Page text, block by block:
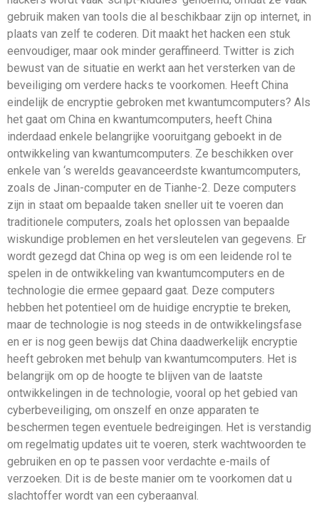
gebruik maken van tools die al beschikbaar zijn op internet, in
plaats van zelf te coderen. Dit maakt het hacken een stuk
eenvoudiger, maar ook minder geraffineerd. Twitter is zich
bewust van de situatie en werkt aan het versterken van de
beveiliging om verdere hacks te voorkomen. Heeft China
eindelijk de encryptie gebroken met kwantumcomputers? Als
het gaat om China en kwantumcomputers, heeft China
inderdaad enkele belangrijke vooruitgang geboekt in de
ontwikkeling van kwantumcomputers. Ze beschikken over
enkele van ‘s werelds geavanceerdste kwantumcomputers,
zoals de Jinan-computer en de Tianhe-2. Deze computers
zijn in staat om bepaalde taken sneller uit te voeren dan
traditionele computers, zoals het oplossen van bepaalde
wiskundige problemen en het versleutelen van gegevens. Er
wordt gezegd dat China op weg is om een ​​leidende rol te
spelen in de ontwikkeling van kwantumcomputers en de
technologie die ermee gepaard gaat. Deze computers
hebben het potentieel om de huidige encryptie te breken,
maar de technologie is nog steeds in de ontwikkelingsfase
en er is nog geen bewijs dat China daadwerkelijk encryptie
heeft gebroken met behulp van kwantumcomputers. Het is
belangrijk om op de hoogte te blijven van de laatste
ontwikkelingen in de technologie, vooral op het gebied van
cyberbeveiliging, om onszelf en onze apparaten te
beschermen tegen eventuele bedreigingen. Het is verstandig
om regelmatig updates uit te voeren, sterk wachtwoorden te
gebruiken en op te passen voor verdachte e-mails of
verzoeken. Dit is de beste manier om te voorkomen dat u
slachtoffer wordt van een cyberaanval.